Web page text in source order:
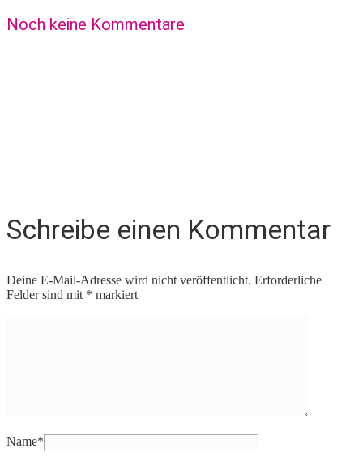
Noch keine Kommentare
Schreibe einen Kommentar
Deine E-Mail-Adresse wird nicht veröffentlicht. Erforderliche
Felder sind mit * markiert
Name*